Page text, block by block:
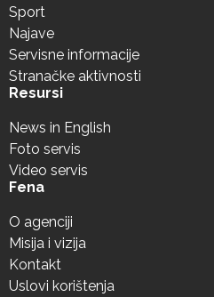
Sport
Najave
Servisne informacije
Stranačke aktivnosti
Resursi
News in English
Foto servis
Video servis
Fena
O agenciji
Misija i vizija
Kontakt
Uslovi korištenja